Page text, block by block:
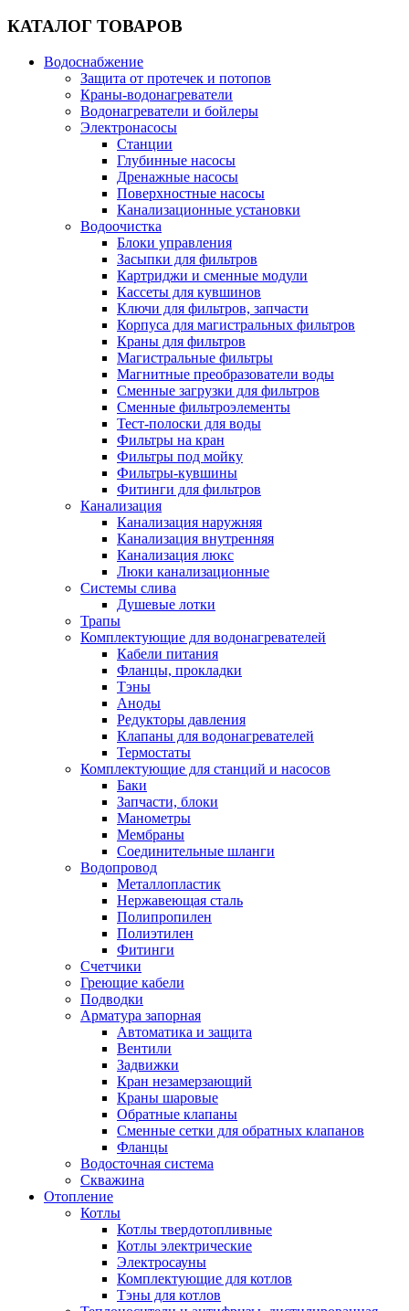
Строительные товары
Все для бани
Полезные статьи
Новости и Акции
Оплата и доставка
Сервис-центр
Адреса Сервис-центров
Обмен и возврат товара
Вакансии
КАТАЛОГ ТОВАРОВ
Водоснабжение
Защита от протечек и потопов
Краны-водонагреватели
Водонагреватели и бойлеры
Электронасосы
Станции
Глубинные насосы
Дренажные насосы
Поверхностные насосы
Канализационные установки
Водоочистка
Блоки управления
Засыпки для фильтров
Картриджи и сменные модули
Кассеты для кувшинов
Ключи для фильтров, запчасти
Корпуса для магистральных фильтров
Краны для фильтров
Магистральные фильтры
Магнитные преобразователи воды
Сменные загрузки для фильтров
Сменные фильтроэлементы
Тест-полоски для воды
Фильтры на кран
Фильтры под мойку
Фильтры-кувшины
Фитинги для фильтров
Канализация
Канализация наружняя
Канализация внутренняя
Канализация люкс
Люки канализационные
Системы слива
Душевые лотки
Трапы
Комплектующие для водонагревателей
Кабели питания
Фланцы, прокладки
Тэны
Аноды
Редукторы давления
Клапаны для водонагревателей
Термостаты
Комплектующие для станций и насосов
Баки
Запчасти, блоки
Манометры
Мембраны
Соединительные шланги
Водопровод
Металлопластик
Нержавеющая сталь
Полипропилен
Полиэтилен
Фитинги
Счетчики
Греющие кабели
Подводки
Арматура запорная
Автоматика и защита
Вентили
Задвижки
Кран незамерзающий
Краны шаровые
Обратные клапаны
Сменные сетки для обратных клапанов
Фланцы
Водосточная система
Скважина
Отопление
Котлы
Котлы твердотопливные
Котлы электрические
Электросауны
Комплектующие для котлов
Тэны для котлов